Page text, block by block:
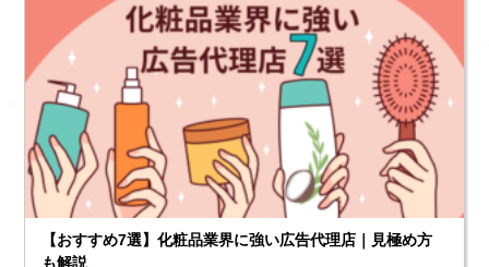
【おすすめ7選】化粧品業界に強い広告代理店｜見極め方
も解説